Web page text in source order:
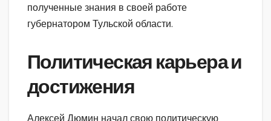
полученные знания в своей работе
губернатором Тульской области.
Политическая карьера и
достижения
Алексей Дюмин начал свою политическую